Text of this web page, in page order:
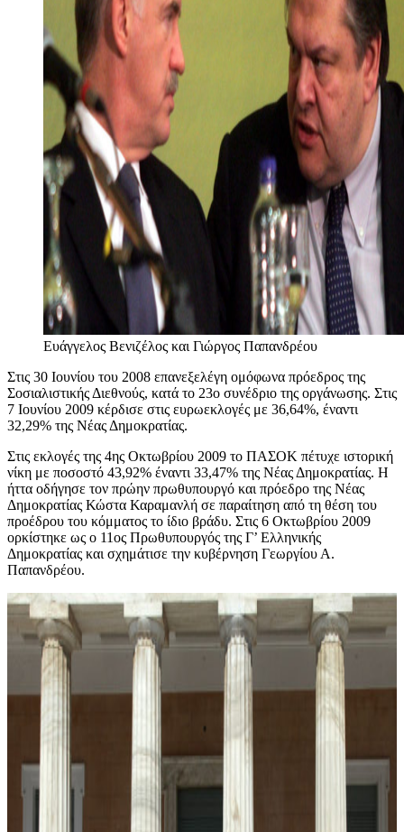
Ευάγγελος Βενιζέλος και Γιώργος Παπανδρέου
Στις 30 Ιουνίου του 2008 επανεξελέγη ομόφωνα πρόεδρος της
Σοσιαλιστικής Διεθνούς, κατά το 23ο συνέδριο της οργάνωσης. Στις
7 Ιουνίου 2009 κέρδισε στις ευρωεκλογές με 36,64%, έναντι
32,29% της Νέας Δημοκρατίας.
Στις εκλογές της 4ης Οκτωβρίου 2009 το ΠΑΣΟΚ πέτυχε ιστορική
νίκη με ποσοστό 43,92% έναντι 33,47% της Νέας Δημοκρατίας. Η
ήττα οδήγησε τον πρώην πρωθυπουργό και πρόεδρο της Νέας
Δημοκρατίας Κώστα Καραμανλή σε παραίτηση από τη θέση του
προέδρου του κόμματος το ίδιο βράδυ. Στις 6 Οκτωβρίου 2009
ορκίστηκε ως ο 11ος Πρωθυπουργός της Γ’ Ελληνικής
Δημοκρατίας και σχημάτισε την κυβέρνηση Γεωργίου Α.
Παπανδρέου.